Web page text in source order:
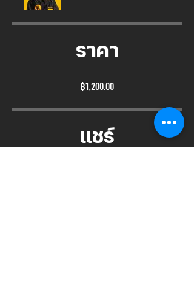
ราคา
฿1,200.00
แชร์